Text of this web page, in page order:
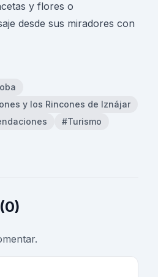
y flores o
desde sus miradores con
y los Rincones de Iznájar
#Turismo